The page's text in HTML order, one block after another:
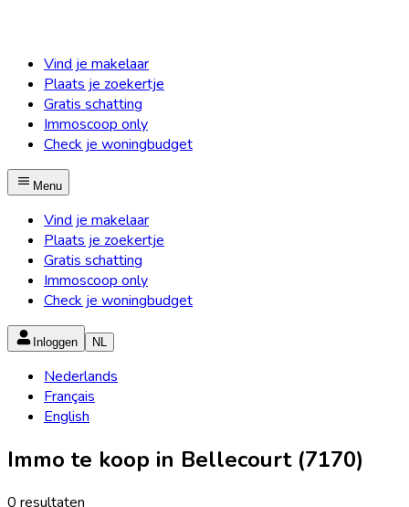
Vind je makelaar
Plaats je zoekertje
Gratis schatting
Immoscoop only
Check je woningbudget
Menu
Vind je makelaar
Plaats je zoekertje
Gratis schatting
Immoscoop only
Check je woningbudget
Inloggen NL
Nederlands
Français
English
Immo te koop in Bellecourt (7170)
0 resultaten